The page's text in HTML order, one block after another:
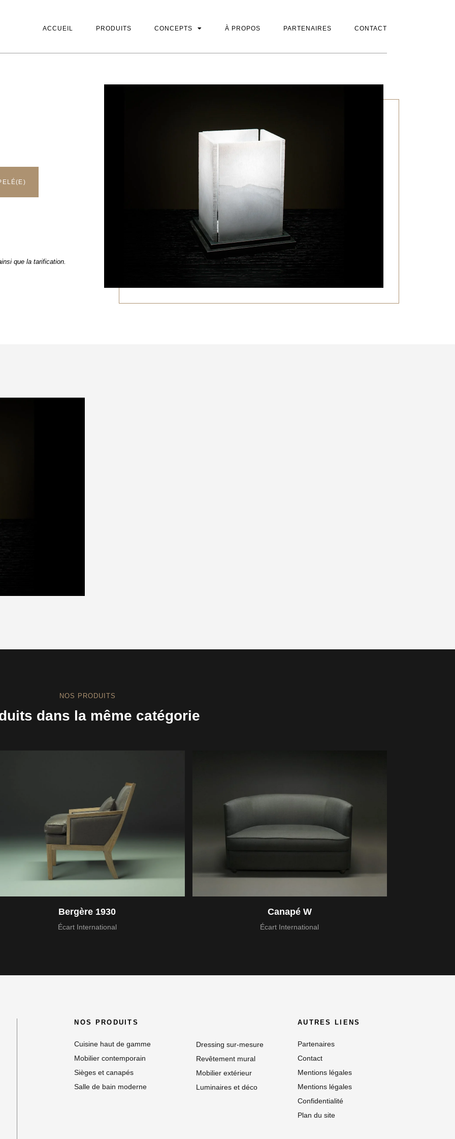
ACCUEIL
PRODUITS CONCEPTS À PROPOS PARTENAIRES CONTACT
que la tarification.
NOS PRODUITS
dans la même catégorie
Bergère 1930
Écart International
Canapé W
Écart International
NOS PRODUITS
Cuisine haut de gamme
Mobilier contemporain
Sièges et canapés
Salle de bain moderne
Dressing sur-mesure
Revêtement mural
Mobilier extérieur
Luminaires et déco
AUTRES LIENS
Partenaires
Contact
Mentions légales
Mentions légales
Confidentialité
Plan du site